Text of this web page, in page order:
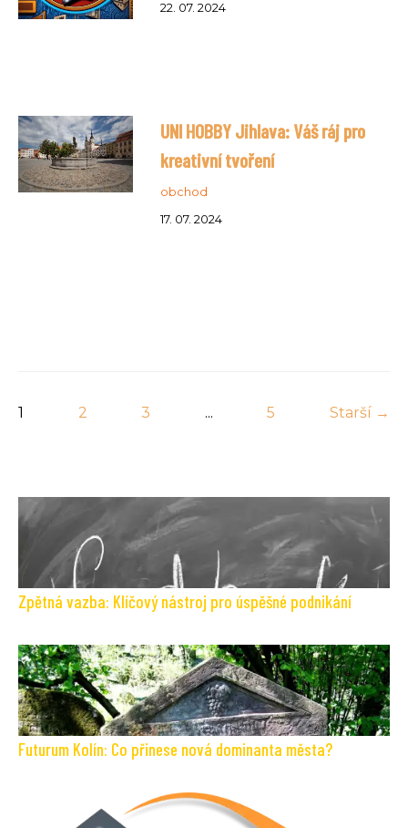
22. 07. 2024
UNI HOBBY Jihlava: Váš ráj pro
kreativní tvoření
obchod
17. 07. 2024
1 2 3 ... 5 Starší →
Zpětná vazba: Klíčový nástroj pro úspěšné podnikání
Futurum Kolín: Co přinese nová dominanta města?